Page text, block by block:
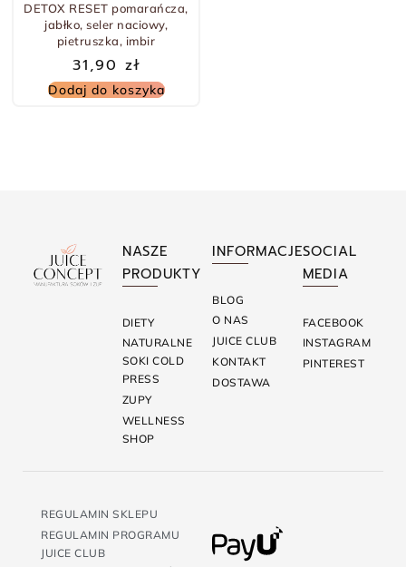
DETOX RESET pomarańcza,
jabłko, seler naciowy,
pietruszka, imbir
31,90 zł
Dodaj do koszyka
NASZE
PRODUKTY
DIETY
NATURALNE
SOKI COLD
PRESS
ZUPY
WELLNESS
SHOP
INFORMACJE
BLOG
O NAS
JUICE CLUB
KONTAKT
DOSTAWA
SOCIAL
MEDIA
FACEBOOK
INSTAGRAM
PINTEREST
REGULAMIN SKLEPU
REGULAMIN PROGRAMU
JUICE CLUB